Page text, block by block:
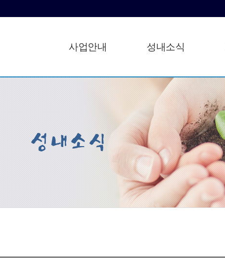
사업안내 성내소식
성내소식